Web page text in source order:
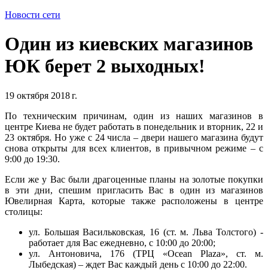
Новости сети
Один из киевских магазинов
ЮК берет 2 выходных!
19 октября 2018 г.
По техническим причинам, один из наших магазинов в
центре Киева не будет работать в понедельник и вторник, 22 и
23 октября. Но уже с 24 числа – двери нашего магазина будут
снова открыты для всех клиентов, в привычном режиме – с
9:00 до 19:30.
Если же у Вас были драгоценные планы на золотые покупки
в эти дни, спешим пригласить Вас в один из магазинов
Ювелирная Карта, которые также расположены в центре
столицы:
ул. Большая Васильковская, 16 (ст. м. Льва Толстого) -
работает для Вас ежедневно, с 10:00 до 20:00;
ул. Антоновича, 176 (ТРЦ «Ocean Plaza», ст. м.
Лыбедская) – ждет Вас каждый день с 10:00 до 22:00.